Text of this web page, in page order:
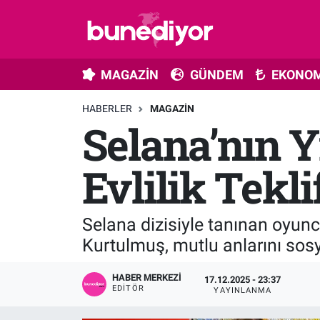
MAGAZİN GÜNDEM
HABERLER MAGAZIN
Selana’nın
Evlilik
Selana dizisiyle tanınan
Kurtulmuş, mutlu anlarını
HABER MERKEZI
EDITÖR
17.12.2025 - 23:37
YAYINLANMA
Diziler
Gündem
Kültür Sanat
Magazin
GÜNDEM
EKONOMİ
TEKNOLOJİ
Trafik Durumu
Süper Lig Puan Durumu ve Fikstür
Tüm Manşetler
Son Dakika Haberleri
Haber Arşivi